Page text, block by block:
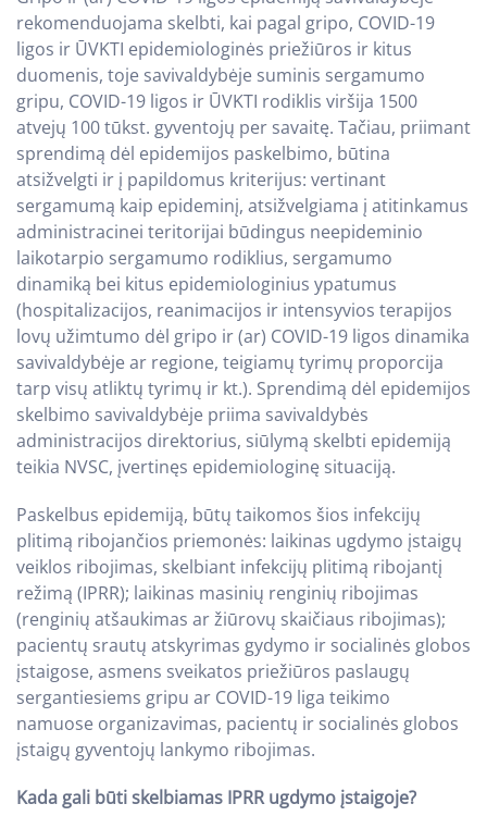
rekomenduojama skelbti, kai pagal gripo, COVID-19
ligos ir ŪVKTI epidemiologinės priežiūros ir kitus
duomenis, toje savivaldybėje suminis sergamumo
gripu, COVID-19 ligos ir ŪVKTI rodiklis viršija 1500
atvejų 100 tūkst. gyventojų per savaitę. Tačiau, priimant
sprendimą dėl epidemijos paskelbimo, būtina
atsižvelgti ir į papildomus kriterijus: vertinant
sergamumą kaip epideminį, atsižvelgiama į atitinkamus
administracinei teritorijai būdingus neepideminio
laikotarpio sergamumo rodiklius, sergamumo
dinamiką bei kitus epidemiologinius ypatumus
(hospitalizacijos, reanimacijos ir intensyvios terapijos
lovų užimtumo dėl gripo ir (ar) COVID-19 ligos dinamika
savivaldybėje ar regione, teigiamų tyrimų proporcija
tarp visų atliktų tyrimų ir kt.). Sprendimą dėl epidemijos
skelbimo savivaldybėje priima savivaldybės
administracijos direktorius, siūlymą skelbti epidemiją
teikia NVSC, įvertinęs epidemiologinę situaciją.
Paskelbus epidemiją, būtų taikomos šios infekcijų
plitimą ribojančios priemonės: laikinas ugdymo įstaigų
veiklos ribojimas, skelbiant infekcijų plitimą ribojantį
režimą (IPRR); laikinas masinių renginių ribojimas
(renginių atšaukimas ar žiūrovų skaičiaus ribojimas);
pacientų srautų atskyrimas gydymo ir socialinės globos
įstaigose, asmens sveikatos priežiūros paslaugų
sergantiesiems gripu ar COVID-19 liga teikimo
namuose organizavimas, pacientų ir socialinės globos
įstaigų gyventojų lankymo ribojimas.
Kada gali būti skelbiamas IPRR ugdymo įstaigoje?